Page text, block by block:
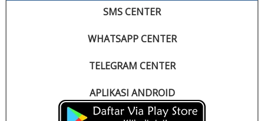
SMS CENTER
WHATSAPP CENTER
TELEGRAM CENTER
APLIKASI ANDROID